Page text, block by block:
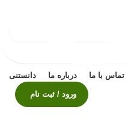
ورود / ثبت نام
تماس با ما درباره ما دانستنی